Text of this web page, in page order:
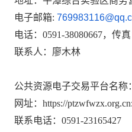
电子邮箱:
电话： 0591-38080667，传真
联系人： 廖木林
公共资源电子交易平台名称：
网址： https://
联系电话： 0591-23165427